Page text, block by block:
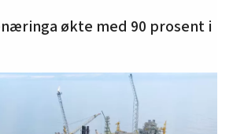
økte med 90 prosent i